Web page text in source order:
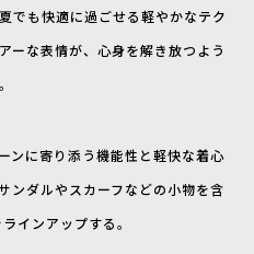
でも快適に過ごせる軽やかなテク
ーな表情が、心身を解き放つよう
ンに寄り添う機能性と軽快な着心
ンダルやスカーフなどの小物を含
インアップする。